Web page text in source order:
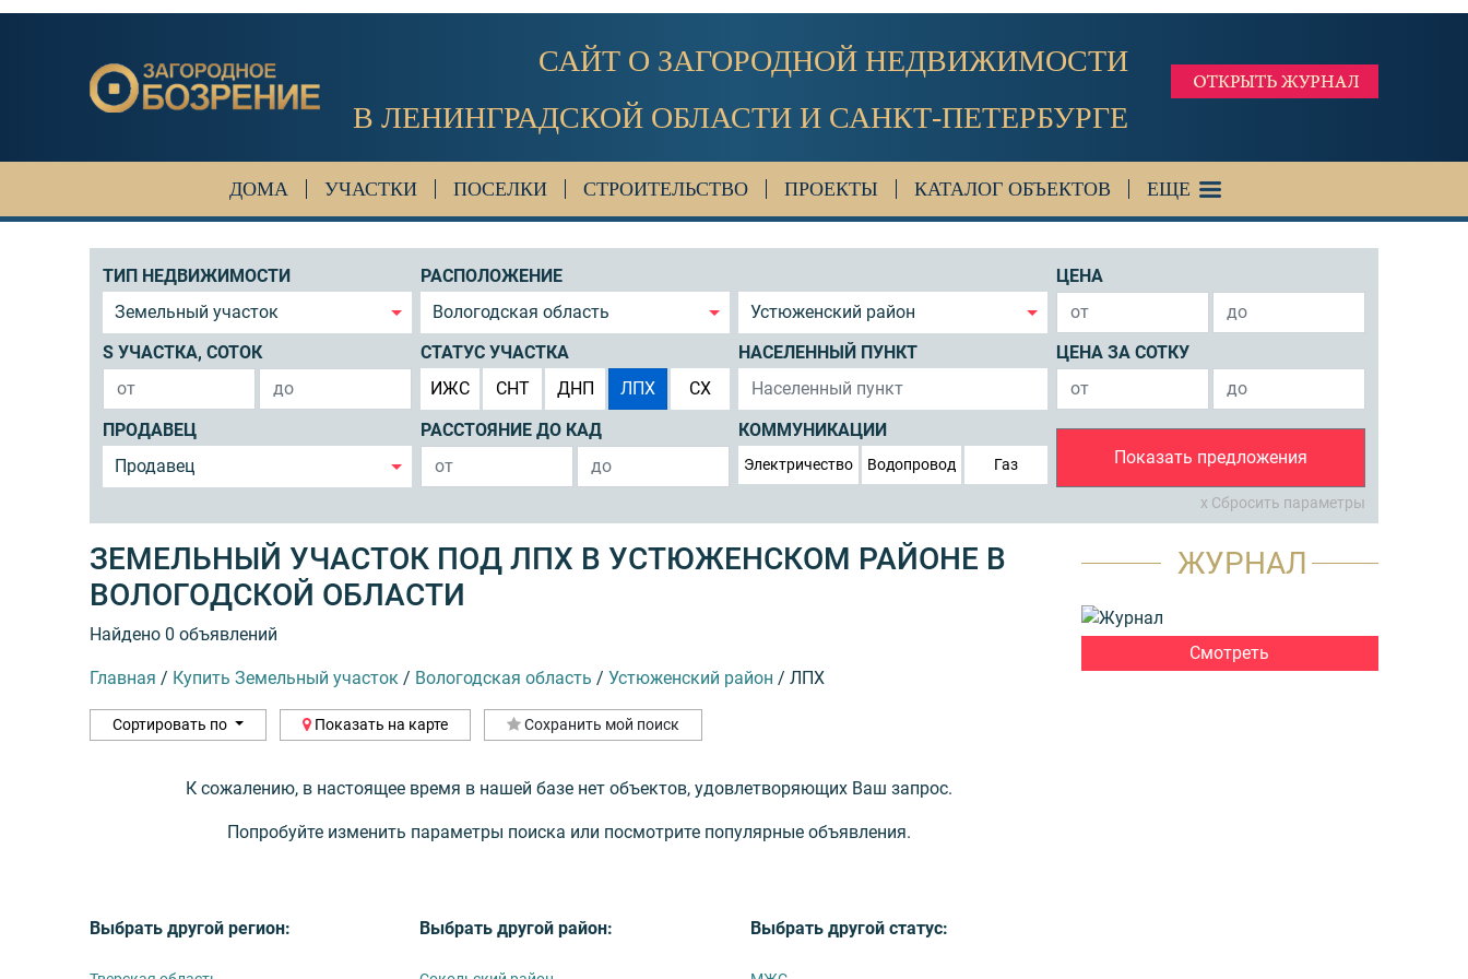
САЙТ О ЗАГОРОДНОЙ НЕДВИЖИМОСТИ
В ЛЕНИНГРАДСКОЙ ОБЛАСТИ И САНКТ-ПЕТЕРБУРГЕ
ДОМА УЧАСТКИ ПОСЕЛКИ СТРОИТЕЛЬСТВО ПРОЕКТЫ КАТАЛОГ ОБЪЕКТОВ ЕЩЕ
ТИП НЕДВИЖИМОСТИ
Земельный участок
РАСПОЛОЖЕНИЕ
Вологодская область
Устюженский район
ЦЕНА
S УЧАСТКА, СОТОК
СТАТУС УЧАСТКА
ИЖС
СНТ ДНП ЛПХ СХ
НАСЕЛЕННЫЙ ПУНКТ ЦЕНА ЗА СОТКУ
ПРОДАВЕЦ
Продавец
РАССТОЯНИЕ ДО КАД КОММУНИКАЦИИ
Электричество Водопровод Газ Показать предложения
x Сбросить параметры
ЗЕМЕЛЬНЫЙ УЧАСТОК ПОД ЛПХ В УСТЮЖЕНСКОМ РАЙОНЕ В
ВОЛОГОДСКОЙ ОБЛАСТИ
Найдено 0 объявлений
Главная / Купить Земельный участок / Вологодская область / Устюженский район / ЛПХ
Сортировать по Показать на карте Сохранить мой поиск
К сожалению, в настоящее время в нашей базе нет объектов, удовлетворяющих Ваш запрос.
Попробуйте изменить параметры поиска или посмотрите популярные объявления.
Выбрать другой регион: Выбрать другой район: Выбрать другой статус:
ЖУРНАЛ
Смотреть